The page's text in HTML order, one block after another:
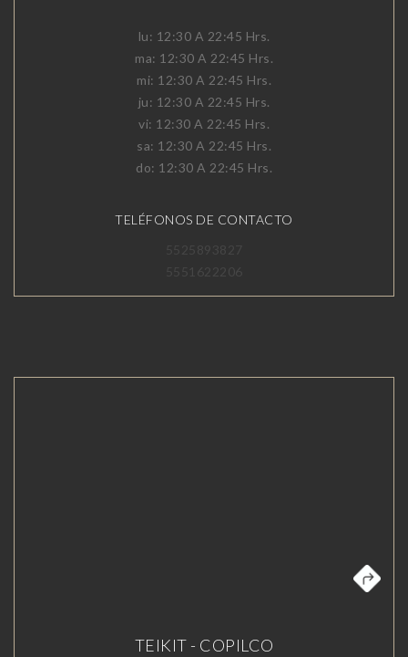
lu: 12:30 A 22:45 Hrs.
ma: 12:30 A 22:45 Hrs.
mi: 12:30 A 22:45 Hrs.
ju: 12:30 A 22:45 Hrs.
vi: 12:30 A 22:45 Hrs.
sa: 12:30 A 22:45 Hrs.
do: 12:30 A 22:45 Hrs.
TELÉFONOS DE CONTACTO
TEIKIT - COPILCO